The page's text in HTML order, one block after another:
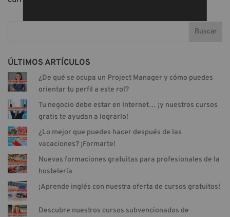
Buscar
ÚLTIMOS ARTÍCULOS
¿De qué se ocupa un Project Manager y cómo puedes
orientar tu perfil a este rol?
Tu negocio debe estar en Internet… ¡y nuestros cursos
gratis te ayudan a lograrlo!
¿Lo mejor que puedes hacer después de las
vacaciones? ¡Formarte!
Nuevas formaciones gratuitas para profesionales de la
hostelería
¡Aprende inglés con nuestra oferta de cursos gratuitos!
Descubre nuestros cursos subvencionados de